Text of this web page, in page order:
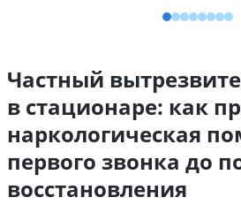
Частный
в стационаре: как
наркологическая
первого звонка до
восстановления